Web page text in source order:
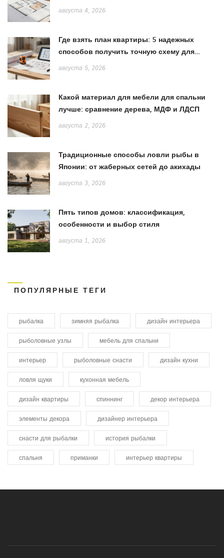
августа 4, 2026
Где взять план квартиры: 5 надежных
способов получить точную схему для
ремонта
августа 5, 2026
Какой материал для мебели для спальни
лучше: сравнение дерева, МДФ и ЛДСП
августа 2, 2026
Традиционные способы ловли рыбы в
Японии: от жаберных сетей до акихады
августа 3, 2026
Пять типов домов: классификация,
особенности и выбор стиля
августа 1, 2026
ПОПУЛЯРНЫЕ ТЕГИ
рыбалка зимняя рыбалка дизайн интерьера
рыболовные узлы мебель для спальни
интерьер рыболовные снасти дизайн кухни
ловля щуки кухонная мебель
дизайн квартиры спиннинг декор интерьера
элементы декора дизайнер интерьера
снасти для рыбалки история рыбалки
спальня приманки интерьер квартиры